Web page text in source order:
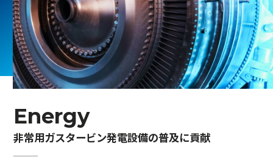
Energy
非常用ガスタービン発電設備の普及に貢献